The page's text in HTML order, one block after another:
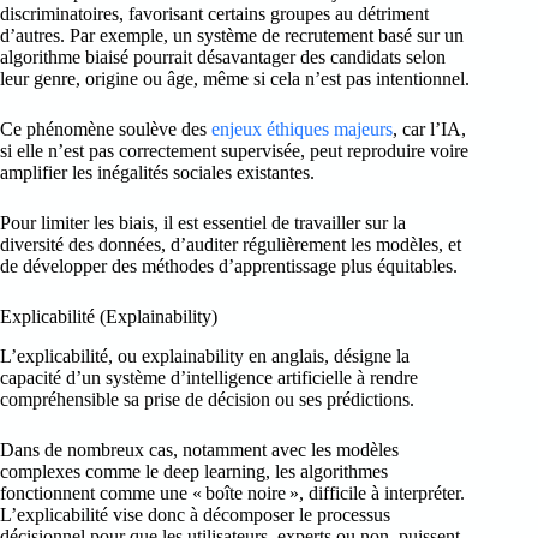
discriminatoires, favorisant certains groupes au détriment
d’autres. Par exemple, un système de recrutement basé sur un
algorithme biaisé pourrait désavantager des candidats selon
leur genre, origine ou âge, même si cela n’est pas intentionnel.
Ce phénomène soulève des enjeux éthiques majeurs, car l’IA,
si elle n’est pas correctement supervisée, peut reproduire voire
amplifier les inégalités sociales existantes.
Pour limiter les biais, il est essentiel de travailler sur la
diversité des données, d’auditer régulièrement les modèles, et
de développer des méthodes d’apprentissage plus équitables.
Explicabilité (Explainability)
L’explicabilité, ou explainability en anglais, désigne la
capacité d’un système d’intelligence artificielle à rendre
compréhensible sa prise de décision ou ses prédictions.
Dans de nombreux cas, notamment avec les modèles
complexes comme le deep learning, les algorithmes
fonctionnent comme une « boîte noire », difficile à interpréter.
L’explicabilité vise donc à décomposer le processus